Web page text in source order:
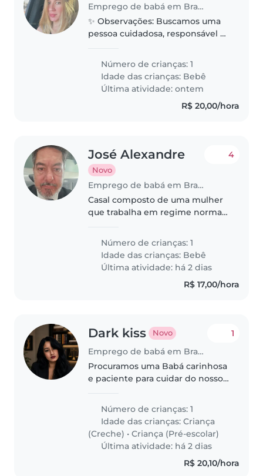
Emprego de babá em Brasília
✨ Observações: Buscamos uma
pessoa cuidadosa, responsável e
Número de crianças: 1
Idade das crianças: Bebê
Última atividade: ontem
R$ 20,00/hora
José Alexandre
Novo
Emprego de babá em Brasília
4
Casal composto de uma mulher
que trabalha em regime normal,
trabalha em regime de turno
revezado, com 61 anos de idade.
Um bebezinha de 5 meses.
Número de crianças: 1
Idade das crianças: Bebê
Última atividade: há 2 dias
R$ 17,00/hora
Dark kiss Novo
Emprego de babá em Brasília
1
Procuramos uma Babá carinhosa
e paciente para cuidar do nosso
e criatividade. Precisamos de
alguém que se sinta à vontade
com animais, ajude na cozinha,..
Número de crianças: 1
Idade das crianças:Criança
(Creche) •Criança (Pré-escolar)
Última atividade: há 2 dias
R$ 20,10/hora